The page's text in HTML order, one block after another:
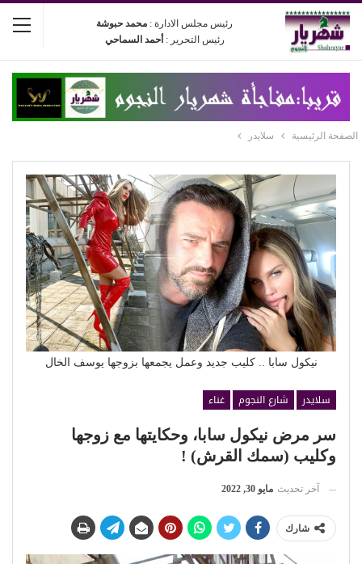
رئيس مجلس الادارة : محمد حبوشة
رئيس التحرير : أحمد السماحي
الصفحة الرئيسية سلايدر
نيكول سابا .. كليب جديد وعمل يجمعها بزوجها يوسف الخال
سلايدر شارع النجوم
غناء
سر مرض نيكول سابا، وحكايتها مع زوجها
وكليب (سمك القرش) !
آخر تحديث مايو 30, 2022
شارك